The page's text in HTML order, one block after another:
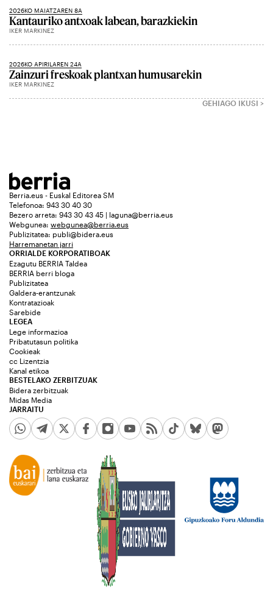
2026KO MAIATZAREN 8A
Kantauriko antxoak labean, barazkiekin
IKER MARKINEZ
2026KO APIRILAREN 24A
Zainzuri freskoak plantxan humusarekin
IKER MARKINEZ
GEHIAGO IKUSI >
Berria.eus - Euskal Editorea SM
Telefonoa: 943 30 40 30
Bezero arreta: 943 30 43 45 | laguna@berria.eus
Webgunea: webgunea@berria.eus
Publizitatea: publi@bidera.eus
Harremanetan jarri
ORRIALDE KORPORATIBOAK
Ezagutu BERRIA Taldea
BERRIA berri bloga
Publizitatea
Galdera-erantzunak
Kontratazioak
Sarebide
JARRAITU
LEGEA
Lege informazioa
Pribatutasun politika
Cookieak
cc Lizentzia
Kanal etikoa
BESTELAKO ZERBITZUAK
Bidera zerbitzuak
Midas Media